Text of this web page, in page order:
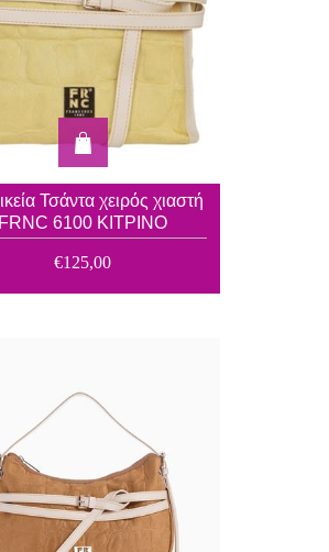
Τσάντα χειρός χιαστή
FRNC 6100 ΚΙΤΡΙΝΟ
€125,00